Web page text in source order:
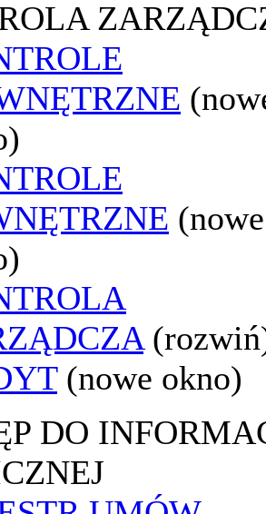
(nowe
(nowe okno)
DO